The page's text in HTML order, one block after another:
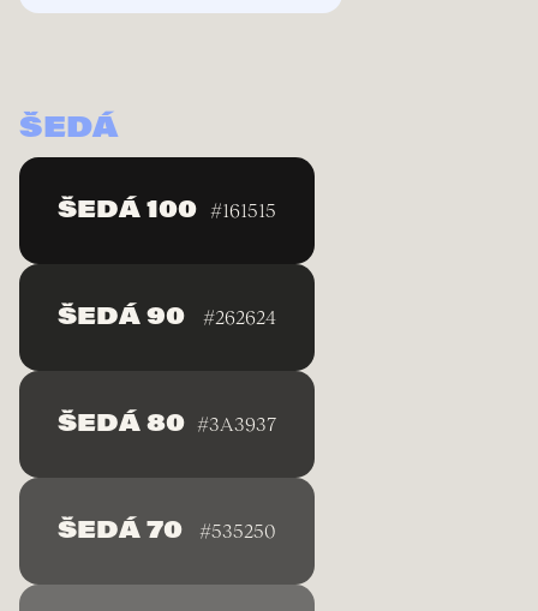
ŠEDÁ
ŠEDÁ 100 #161515
ŠEDÁ 90 #262624
ŠEDÁ 80 #3A3937
ŠEDÁ 70 #535250